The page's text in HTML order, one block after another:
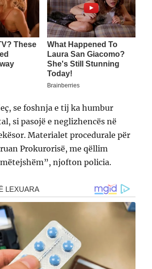
se foshnja e tij ka humbur
si pasojë e neglizhencës në
Materialet procedurale për
Prokurorisë, me qëllim
njofton policia.